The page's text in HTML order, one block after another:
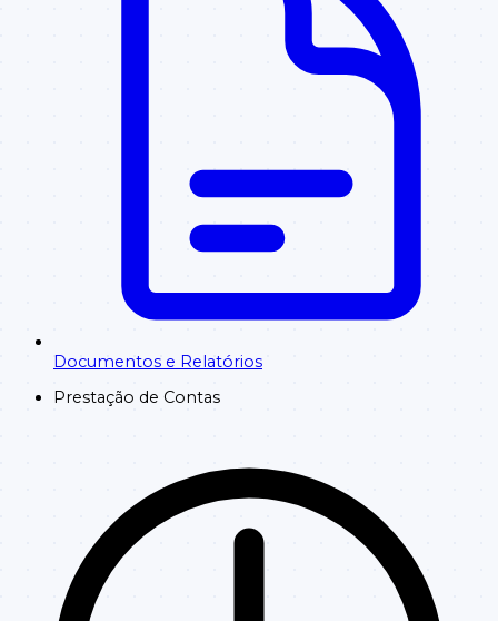
Documentos e Relatórios
Prestação de Contas